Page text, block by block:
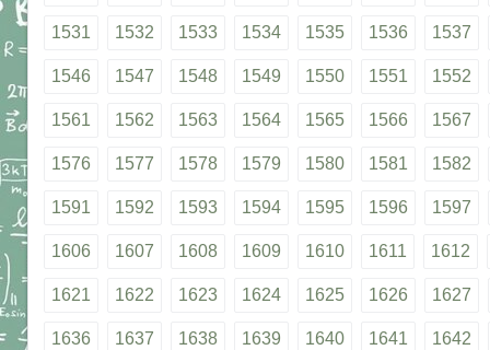
1531 1532 1533 1534 1535 1536 1537
1546 1547 1548 1549 1550 1551 1552
1561 1562 1563 1564 1565 1566 1567
1576 1577 1578 1579 1580 1581 1582
1591 1592 1593 1594 1595 1596 1597
1606 1607 1608 1609 1610 1611 1612
1621 1622 1623 1624 1625 1626 1627
1636 1637 1638 1639 1640 1641 1642